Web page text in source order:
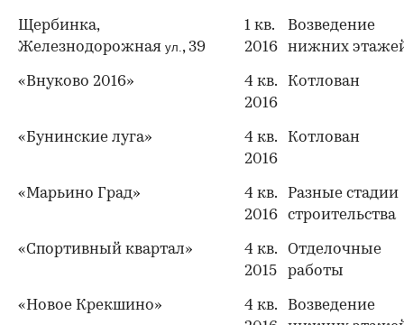
Щербинка,
Железнодорожная ул. , 39
1 кв.
2016
Возведение
нижних
«Внуково 2016»
4 кв.
2016
Котлован
«Бунинские луга»
4 кв.
2016
Котлован
«Марьино Град»
4 кв.
2016
Разные стадии
строительства
«Спортивный квартал»
4 кв.
2015
Отделочные
работы
«Новое Крекшино»
4 кв.
Возведение